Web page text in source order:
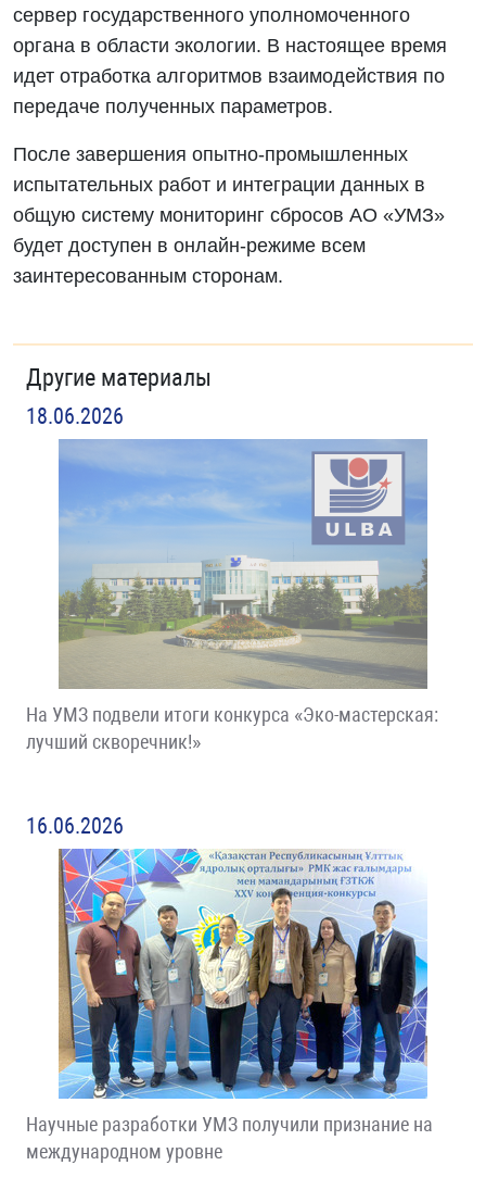
сервер государственного уполномоченного
органа в области экологии. В настоящее время
идет отработка алгоритмов взаимодействия по
передаче полученных параметров.
После завершения опытно-промышленных
испытательных работ и интеграции данных в
общую систему мониторинг сбросов АО «УМЗ»
будет доступен в онлайн-режиме всем
заинтересованным сторонам.
Другие материалы
18.06.2026
На УМЗ подвели итоги конкурса «Эко-мастерская:
лучший скворечник!»
16.06.2026
Научные разработки УМЗ получили признание на
международном уровне